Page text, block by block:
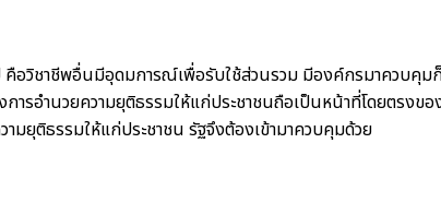
วิชาชีพอื่นมีอุดมการณ์เพื่อรับใช้ส่วนรวม มีองค์กรมาควบคุ
ารอำนวยความยุติธรรมให้แก่ประชาชนถือเป็นหน้าที่โดยตรง
มยุติธรรมให้แก่ประชาชน รัฐจึงต้องเข้ามาควบคุมด้วย